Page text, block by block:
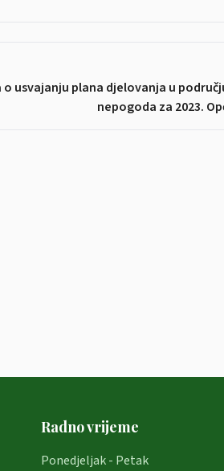
o usvajanju plana djelovanja u
nepogoda za 2023.
Radno vrijeme
Ponedjeljak - Petak